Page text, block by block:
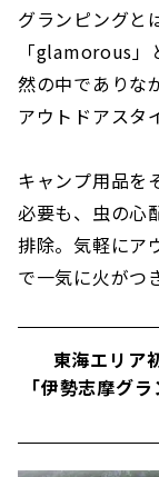
グランピングと
「glamorous
然の中でありな
アウトドアスタ
キャンプ用品を
必要も、虫の心
排除。気軽にア
で一気に火がつ
東海エリア
「伊勢志摩グ